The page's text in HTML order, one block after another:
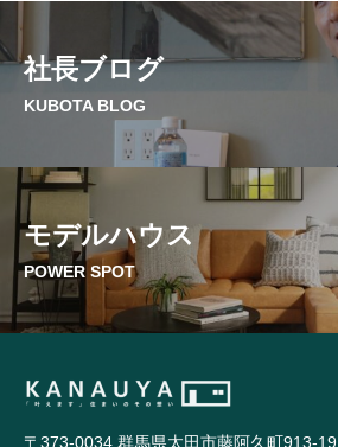
社長ブログ
KUBOTA BLOG
モデルハウス
POWER SPOT
〒373-0034 群馬県太田市藤阿久町913-19